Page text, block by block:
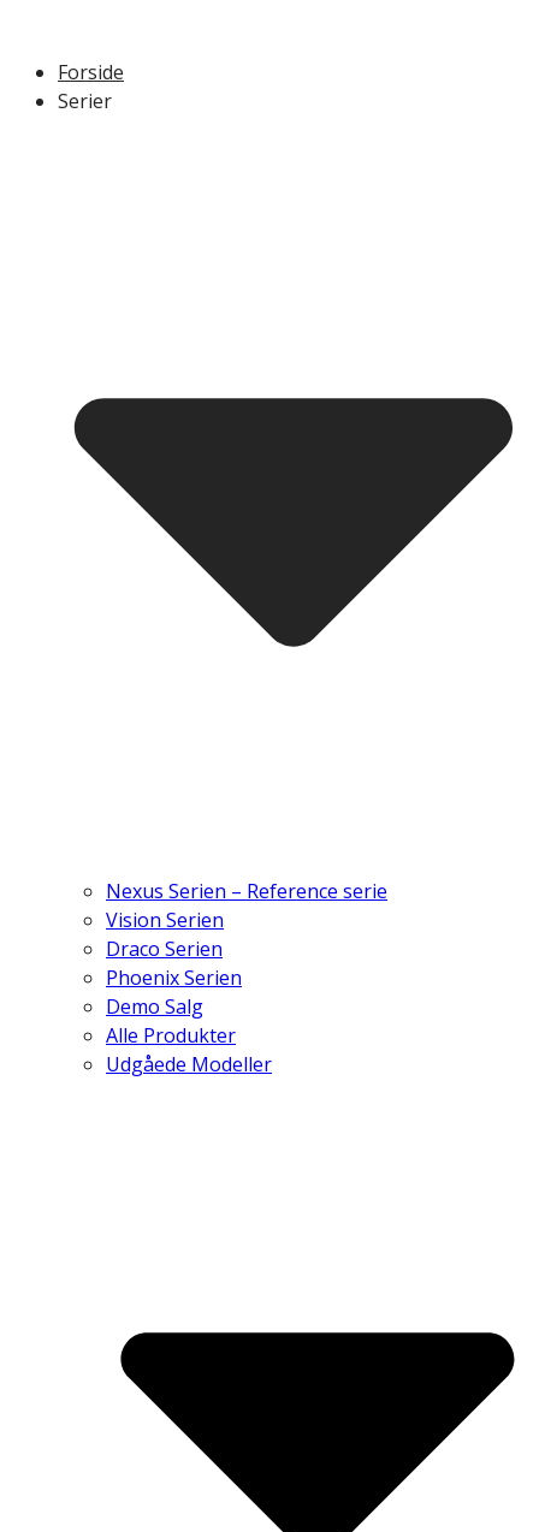
Forside
Serier
Nexus Serien – Reference serie
Vision Serien
Draco Serien
Phoenix Serien
Demo Salg
Alle Produkter
Udgåede Modeller